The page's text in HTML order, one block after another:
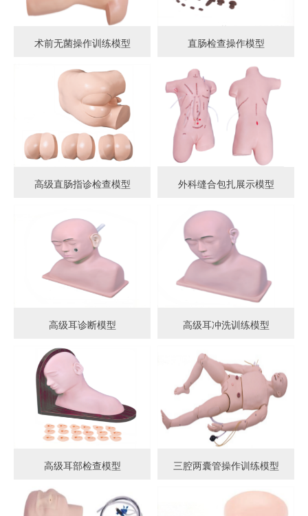
术前无菌操作训练模型 直肠检查操作模型
高级直肠指诊检查模型 外科缝合包扎展示模型
高级耳诊断模型 高级耳冲洗训练模型
高级耳部检查模型 三腔两囊管操作训练模型